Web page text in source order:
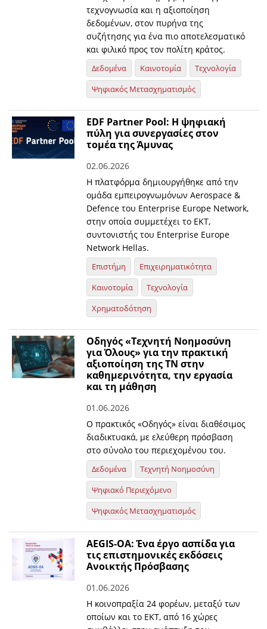
τεχνογνωσία και η αξιοποίηση
δεδομένων, στον πυρήνα της
συζήτησης για ένα πιο αποτελεσματικό
και φιλικό προς τον πολίτη κράτος.
Δεδομένα Καινοτομία
Τεχνολογία
Ψηφιακός Μετασχηματισμός
EDF Partner Pool: Η ψηφιακή
πύλη για συνεργασίες στον
τομέα της Άμυνας
02.06.2026
Η πλατφόρμα δημιουργήθηκε από την
ομάδα εμπειρογνωμόνων Aerospace &
Defence του Enterprise Europe Network,
στην οποία συμμετέχει το ΕΚΤ,
συντονιστής του Enterprise Europe
Network Hellas.
Επιστήμη
Επιχειρηματικότητα
Καινοτομία
Τεχνολογία
Χρηματοδότηση
Οδηγός «Τεχνητή Νοημοσύνη
για Όλους» για την πρακτική
αξιοποίηση της ΤΝ στην
καθημερινότητα, την εργασία
και τη μάθηση
01.06.2026
Ο πρακτικός «Οδηγός» είναι διαθέσιμος
διαδικτυακά, με ελεύθερη πρόσβαση
στο σύνολο του περιεχομένου του.
Δεδομένα
Τεχνητή Νοημοσύνη
Ψηφιακό Περιεχόμενο
Ψηφιακός Μετασχηματισμός
AEGIS-OA: Ένα έργο ασπίδα για
τις επιστημονικές εκδόσεις
Ανοικτής Πρόσβασης
01.06.2026
H κοινοπραξία 24 φορέων, μεταξύ των
οποίων και το ΕΚΤ, από 16 χώρες